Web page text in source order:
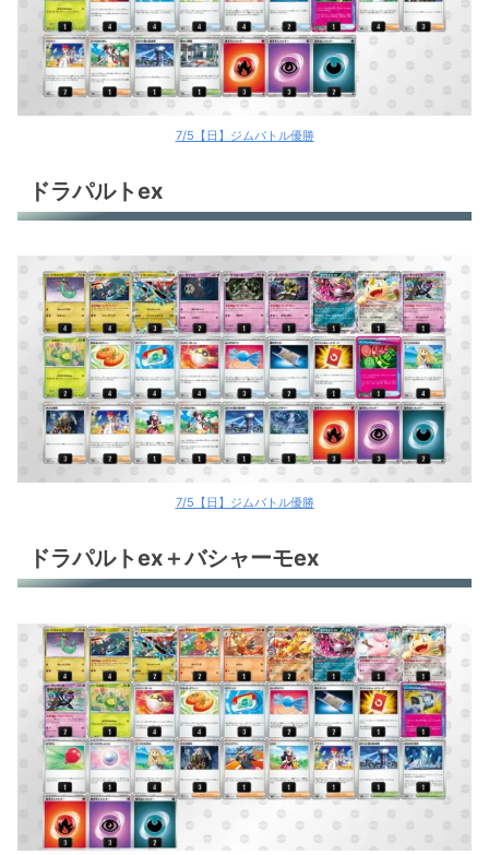
7/5【日】ジムバトル優勝
ドラパルトex
7/5【日】ジムバトル優勝
ドラパルトex＋バシャーモex